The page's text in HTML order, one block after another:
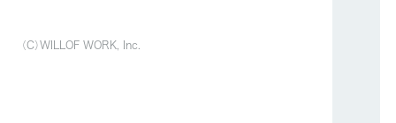
（C）WILLOF WORK, Inc.サービスに関するお見積もり・ご相談など、